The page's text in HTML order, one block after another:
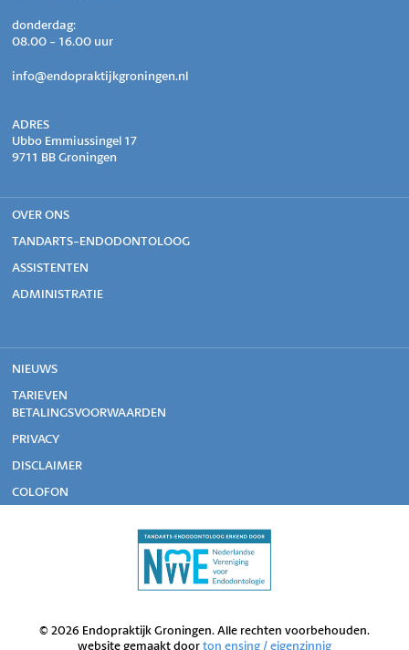
donderdag:
08.00 - 16.00 uur
info@endopraktijkgroningen.nl
ADRES
Ubbo Emmiussingel 17
9711 BB Groningen
OVER ONS
TANDARTS-ENDODONTOLOOG
ASSISTENTEN
ADMINISTRATIE
NIEUWS
TARIEVEN
BETALINGSVOORWAARDEN
PRIVACY
DISCLAIMER
COLOFON
© 2026 Endopraktijk Groningen. Alle rechten voorbehouden.
website gemaakt doorton ensing / eigenzinnig